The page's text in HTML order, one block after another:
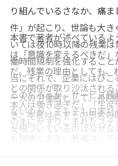
り組んでいるさなか、痛
件」が起こり、世論も大
いては夜10時以降の残業
働時間規制を強化するこ
当にそれで、企業にはび
るのだろうか。サービス
ないのか。そもそも日本
が根づいているのはなぜな
本書で著者が述べている
は「意識を変えるべきだ
だ。残業の理由としても、
との関係が取り沙汰され
本人は働き過ぎだ」「生
のまにかすりこまれたス
拠の薄弱なそうした議論
一人の労働者として、長
き、本書は必ずその思索
う。